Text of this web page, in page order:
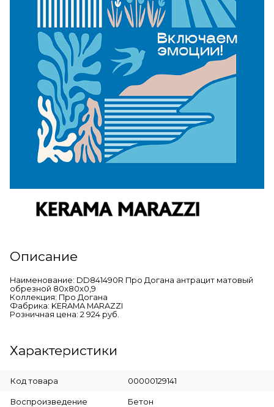
Описание
Наименование: DD841490R Про Догана антрацит матовый
обрезной 80x80x0,9
Коллекция: Про Догана
Фабрика: KERAMA MARAZZI
Розничная цена: 2 924 руб.
Характеристики
Код товара 00000129141
Воспроизведение Бетон